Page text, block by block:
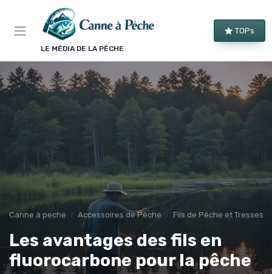
LE MÉDIA DE LA PÊCHE
TOPs
Canne à peche Accessoires de Pêche Fils de Pêche et Tresses
Les avantages des fils en
fluorocarbone pour la pêche
Panneau de gestion des cookies